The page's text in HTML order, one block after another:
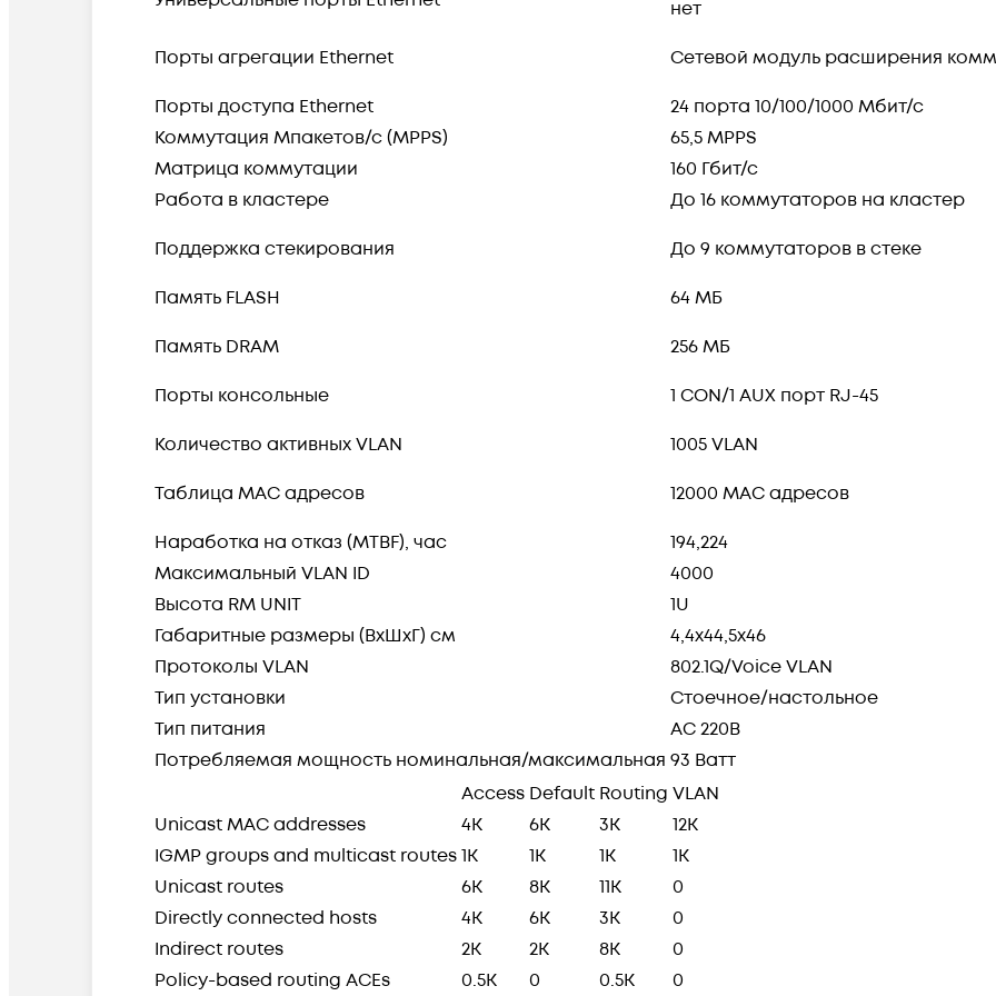
нет
Порты агрегации Ethernet
Сетевой модуль расширения
Порты доступа Ethernet
24 порта 10/100/1000 Мбит/с
Коммутация Мпакетов/с (MPPS)
65,5 MPPS
Матрица коммутации
160 Гбит/с
Работа в кластере
До 16 коммутаторов на кластер
Поддержка стекирования
До 9 коммутаторов в стеке
Память FLASH
64 МБ
Память DRAM
256 МБ
Порты консольные
1 CON/1 AUX порт RJ-45
Количество активных VLAN
1005 VLAN
Таблица MAC адресов
12000 MAC адресов
Наработка на отказ (MTBF), час
194,224
Максимальный VLAN ID
4000
Высота RM UNIT
1U
Габаритные размеры (ВхШхГ) см
4,4х44,5х46
Протоколы VLAN
802.1Q/Voice VLAN
Тип установки
Стоечное/настольное
Тип питания
AC 220В
Потребляемая мощность номинальная/максимальная 93 Ватт
Access Default Routing VLAN
Unicast MAC addresses
4K 6K 3K
12K
IGMP groups and multicast routes1K 1K 1K
1K
Unicast routes
6K 8K 11K
0
Directly connected hosts
4K 6K 3K
0
Indirect routes
2K 2K 8K
0
Policy-based routing ACEs
0.5K 0 0.5K 0